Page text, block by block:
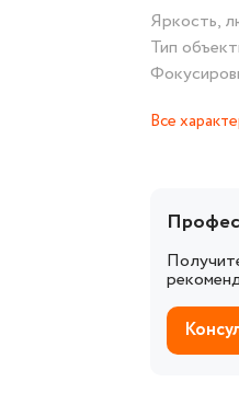
Яркость,
Тип
Все